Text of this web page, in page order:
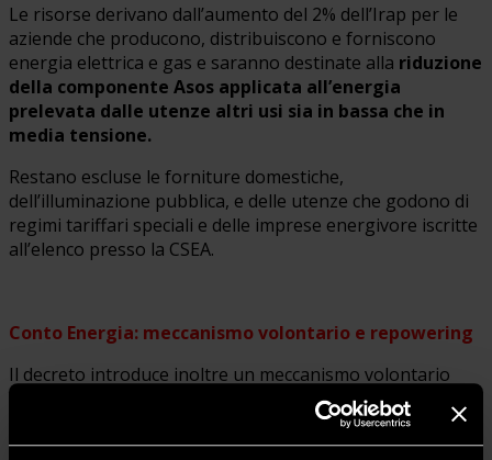
Le risorse derivano dall’aumento del 2% dell’Irap per le
aziende che producono, distribuiscono e forniscono
energia elettrica e gas e saranno destinate alla riduzione
della componente Asos applicata all’energia
prelevata dalle utenze altri usi sia in bassa che in
media tensione.
Restano escluse le forniture domestiche,
dell’illuminazione pubblica, e delle utenze che godono di
regimi tariffari speciali e delle imprese energivore iscritte
all’elenco presso la CSEA.
Conto Energia: meccanismo volontario e repowering
Il decreto introduce inoltre un meccanismo volontario
rivolto agli impianti fotovoltaici incentivati con i Conti
Energia I–IV (potenza superiore a 20 kW e con fine
incentivo dal 2029).